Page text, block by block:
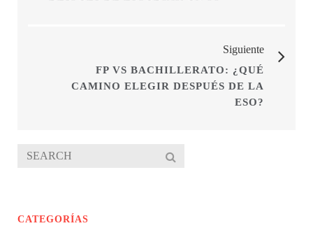
Siguiente
FP VS BACHILLERATO: ¿QUÉ
CAMINO ELEGIR DESPUÉS DE LA
ESO?
CATEGORÍAS